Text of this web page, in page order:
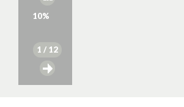
10%
1 / 12